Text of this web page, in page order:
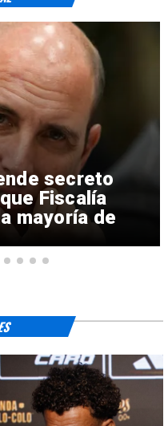
secreto
Fiscalía
mayoría de